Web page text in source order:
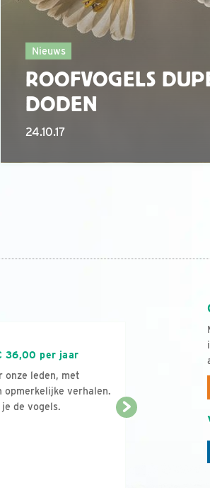
Nieuws
ROOFVOGELS
DODEN
24.10.17
36,00 per jaar
leden, met
verhalen.
de vogels.